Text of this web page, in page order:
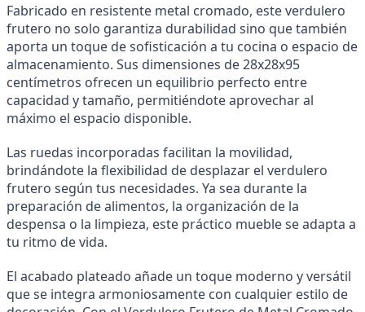
Fabricado en resistente metal cromado, este verdulero
frutero no solo garantiza durabilidad sino que también
aporta un toque de sofisticación a tu cocina o espacio de
almacenamiento. Sus dimensiones de 28x28x95
centímetros ofrecen un equilibrio perfecto entre
capacidad y tamaño, permitiéndote aprovechar al
máximo el espacio disponible.
Las ruedas incorporadas facilitan la movilidad,
brindándote la flexibilidad de desplazar el verdulero
frutero según tus necesidades. Ya sea durante la
preparación de alimentos, la organización de la
despensa o la limpieza, este práctico mueble se adapta a
tu ritmo de vida.
El acabado plateado añade un toque moderno y versátil
que se integra armoniosamente con cualquier estilo de